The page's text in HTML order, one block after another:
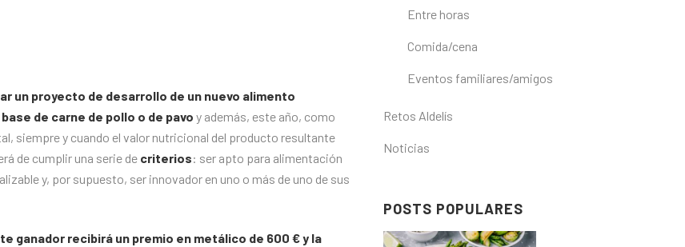
un proyecto de desarrollo de un nuevo alimento
base de carne de pollo o de pavo y además, este año, como
siempre y cuando el valor nutricional del producto resultante
de cumplir una serie de criterios: ser apto para alimentación
y, por supuesto, ser innovador en uno o más de uno de sus
ganador recibirá un premio en metálico de 600 € y la
Entre horas
Comida/cena
Eventos familiares/amigos
Retos Aldelís
Noticias
POSTS POPULARES